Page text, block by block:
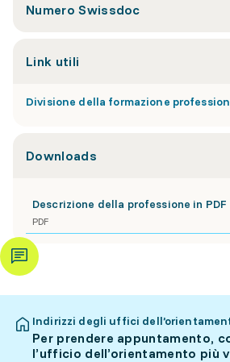
Numero Swissdoc
Link utili
Divisione della formazione
Downloads
Descrizione della professione in PDF
PDF
Indirizzi degli uffici
Per prendere appuntamento,
l’ufficio dell’orientamento più